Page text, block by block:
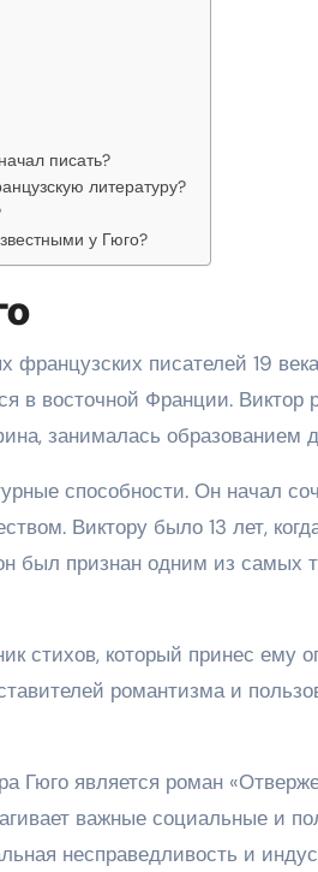
писать?
литературу?
у Гюго?
писателей 19
в восточной Франции. Виктор
занималась образованием
способности. Он начал
Виктору было 13 лет,
был признан одним из самых
стихов, который принес ему
романтизма и
Гюго является роман
важные социальные и
несправедливость и